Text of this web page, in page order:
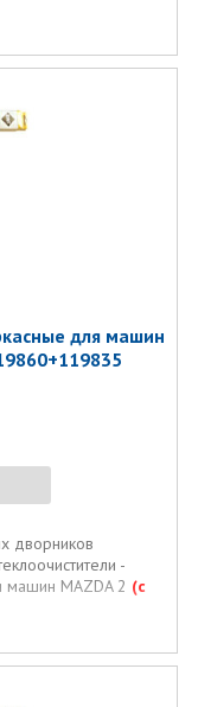
для машин
дворников
-
машин MAZDA 2 (с